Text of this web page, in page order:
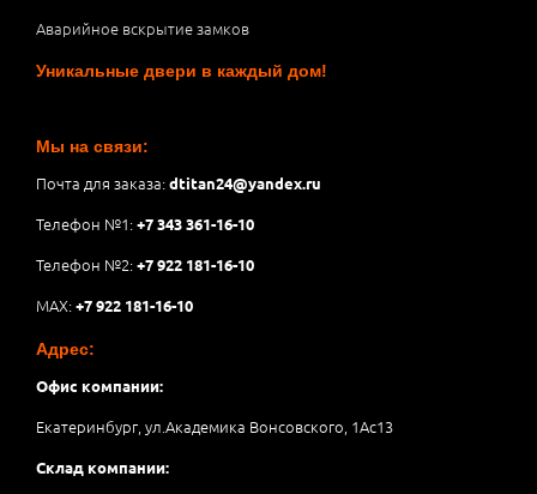
Аварийное вскрытие замков
Уникальные двери в каждый дом!
Мы на связи:
Почта для заказа:dtitan24@yandex.ru
Телефон №1:+7 343 361-16-10
Телефон №2:+7 922 181-16-10
MAX:+7 922 181-16-10
Адрес:
Офис компании:
Екатеринбург, ул.Академика Вонсовского, 1Аc13
Склад компании: